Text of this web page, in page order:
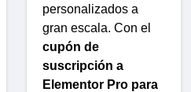
personalizados a
gran escala. Con el
cupón de
suscripción a
Elementor Pro para